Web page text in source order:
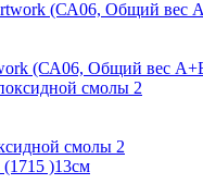
(СА06, Общий вес
смолы 2